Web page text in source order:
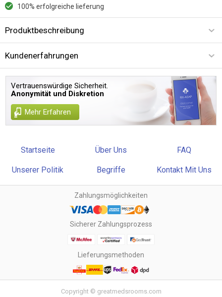
100% erfolgreiche lieferung
Produktbeschreibung
Kundenerfahrungen
Vertrauenswürdige Sicherheit.
Anonymität und Diskretion
Mehr Erfahren
Startseite Über Uns FAQ
Unserer Politik Begriffe Kontakt Mit Uns
Zahlungsmöglichkeiten
Sicherer Zahlungsprozess
Lieferungsmethoden
Copyright © greatmedsrooms.com